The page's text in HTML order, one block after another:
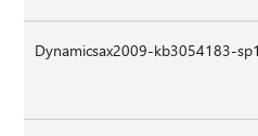
Dynamicsax2009-kb3054183-